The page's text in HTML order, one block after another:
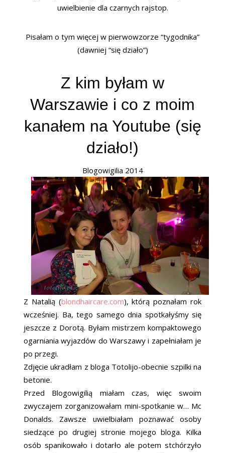
uwielbienie dla czarnych rajstop.
Pisałam o tym więcej w pierwowzorze “tygodnika”
(dawniej “się działo”)
Z kim byłam w
Warszawie i co z moim
kanałem na Youtube (się
działo!)
Blogowigilia 2014
Z Natalią (blondhaircare.com), którą poznałam rok
wcześniej. Ba, tego samego dnia spotkałyśmy się
jeszcze z Dorotą. Byłam mistrzem kompaktowego
ogarniania wyjazdów do Warszawy i zapełniałam je
po przegi.
Zdjęcie ukradłam z bloga Totolijo-obecnie szpilki na
betonie.
Przed Blogowigilią miałam czas, więc swoim
zwyczajem zorganizowałam mini-spotkanie w… Mc
Donalds. Zawsze uwielbiałam poznawać osoby
siedzące po drugiej stronie mojego bloga. Kilka
osób spanikowało i dotarło ale potem stchórzyło